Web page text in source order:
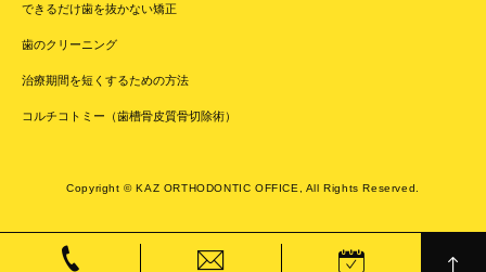
できるだけ歯を抜かない矯正
歯のクリーニング
治療期間を短くするための方法
コルチコトミー（歯槽骨皮質骨切除術）
Copyright © KAZ ORTHODONTIC OFFICE, All Rights Reserved.